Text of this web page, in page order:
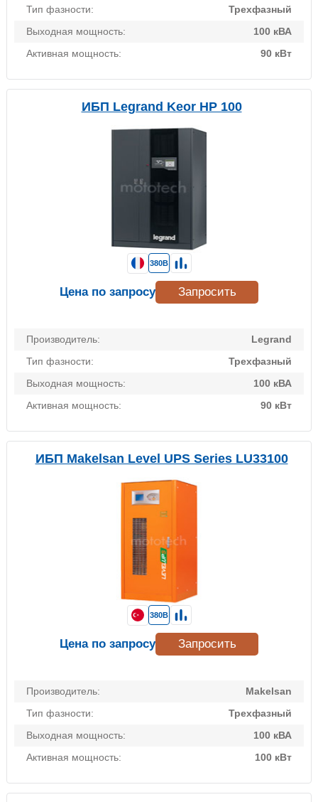
Тип фазности:
Трехфазный
Выходная мощность:
100 кВА
Активная мощность:
90 кВт
ИБП Legrand Keor HP 100
Производитель:
Legrand
Тип фазности:
Трехфазный
Выходная мощность:
100 кВА
Активная мощность:
90 кВт
380В
Цена по запросу Запросить
ИБП Makelsan Level UPS Series LU33100
Производитель:
Makelsan
Тип фазности:
Трехфазный
Выходная мощность:
100 кВА
Активная мощность:
100 кВт
380В
Цена по запросу Запросить